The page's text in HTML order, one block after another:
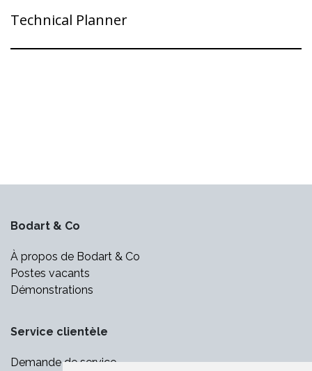
Technical Planner
Bodart & Co
À propos de Bodart & Co
Postes vacants
Démonstrations
Service clientèle
Demande de service